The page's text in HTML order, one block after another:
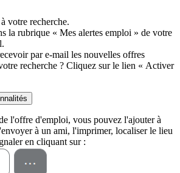
votre recherche.
la rubrique « Mes alertes emploi » de votre
par e-mail les nouvelles offres
recherche ? Cliquez sur le lien « Activer
l'offre d'emploi, vous pouvez l'ajouter à
à un ami, l'imprimer, localiser le lieu
en cliquant sur :